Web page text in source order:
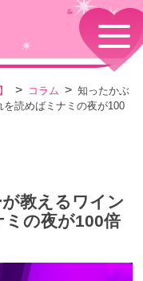
る質問
コラム
知ったかぶ
読めばミナミの夜が100
教えるワイン
の夜が100倍